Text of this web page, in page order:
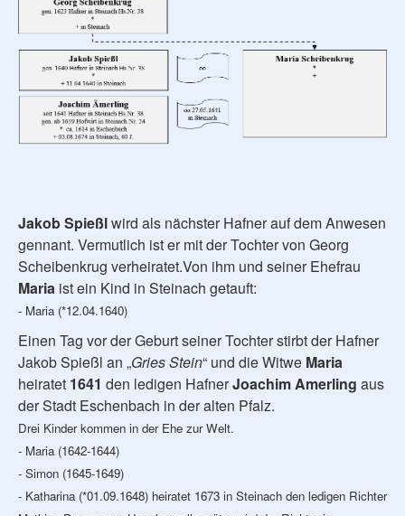
Jakob Spießlwird als nächster Hafner auf dem Anwesen
gennant. Vermutlich ist er mit der Tochter von Georg
Scheibenkrug verheiratet.Von ihm und seiner Ehefrau
Maria ist ein Kind in Steinach getauft:
- Maria (*12.04.1640)
Einen Tag vor der Geburt seiner Tochter stirbt der Hafner
Jakob Spießl an „Gries Stein“ und die Witwe Maria
heiratet 1641 den ledigen HafnerJoachim Amerling aus
der Stadt Eschenbach in der alten Pfalz.
Drei Kinder kommen in der Ehe zur Welt.
- Maria (1642-1644)
- Simon (1645-1649)
- Katharina (*01.09.1648) heiratet 1673 in Steinach den ledigen Richter